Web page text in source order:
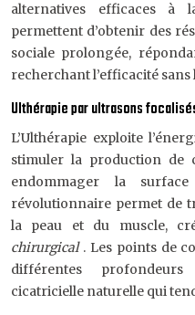
alternatives efficaces à
permettent d’obtenir des
sociale prolongée,
recherchant l’efficacité
Ulthérapie par ultrasons
L’Ulthérapie exploite
stimuler la production de
endommager la
révolutionnaire permet de
la peau et du muscle,
chirurgical . Les points de
différentes
cicatricielle naturelle qui